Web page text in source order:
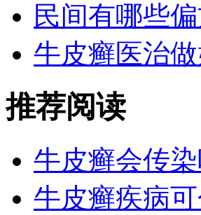
民间有哪些
牛皮癣医治
推荐阅读
牛皮癣会传
牛皮癣疾病